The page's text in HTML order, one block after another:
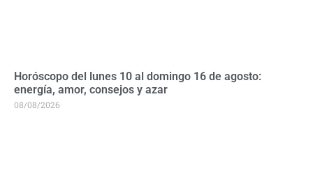
Horóscopo del lunes 10 al domingo 16 de agosto:
energía, amor, consejos y azar
08/08/2026